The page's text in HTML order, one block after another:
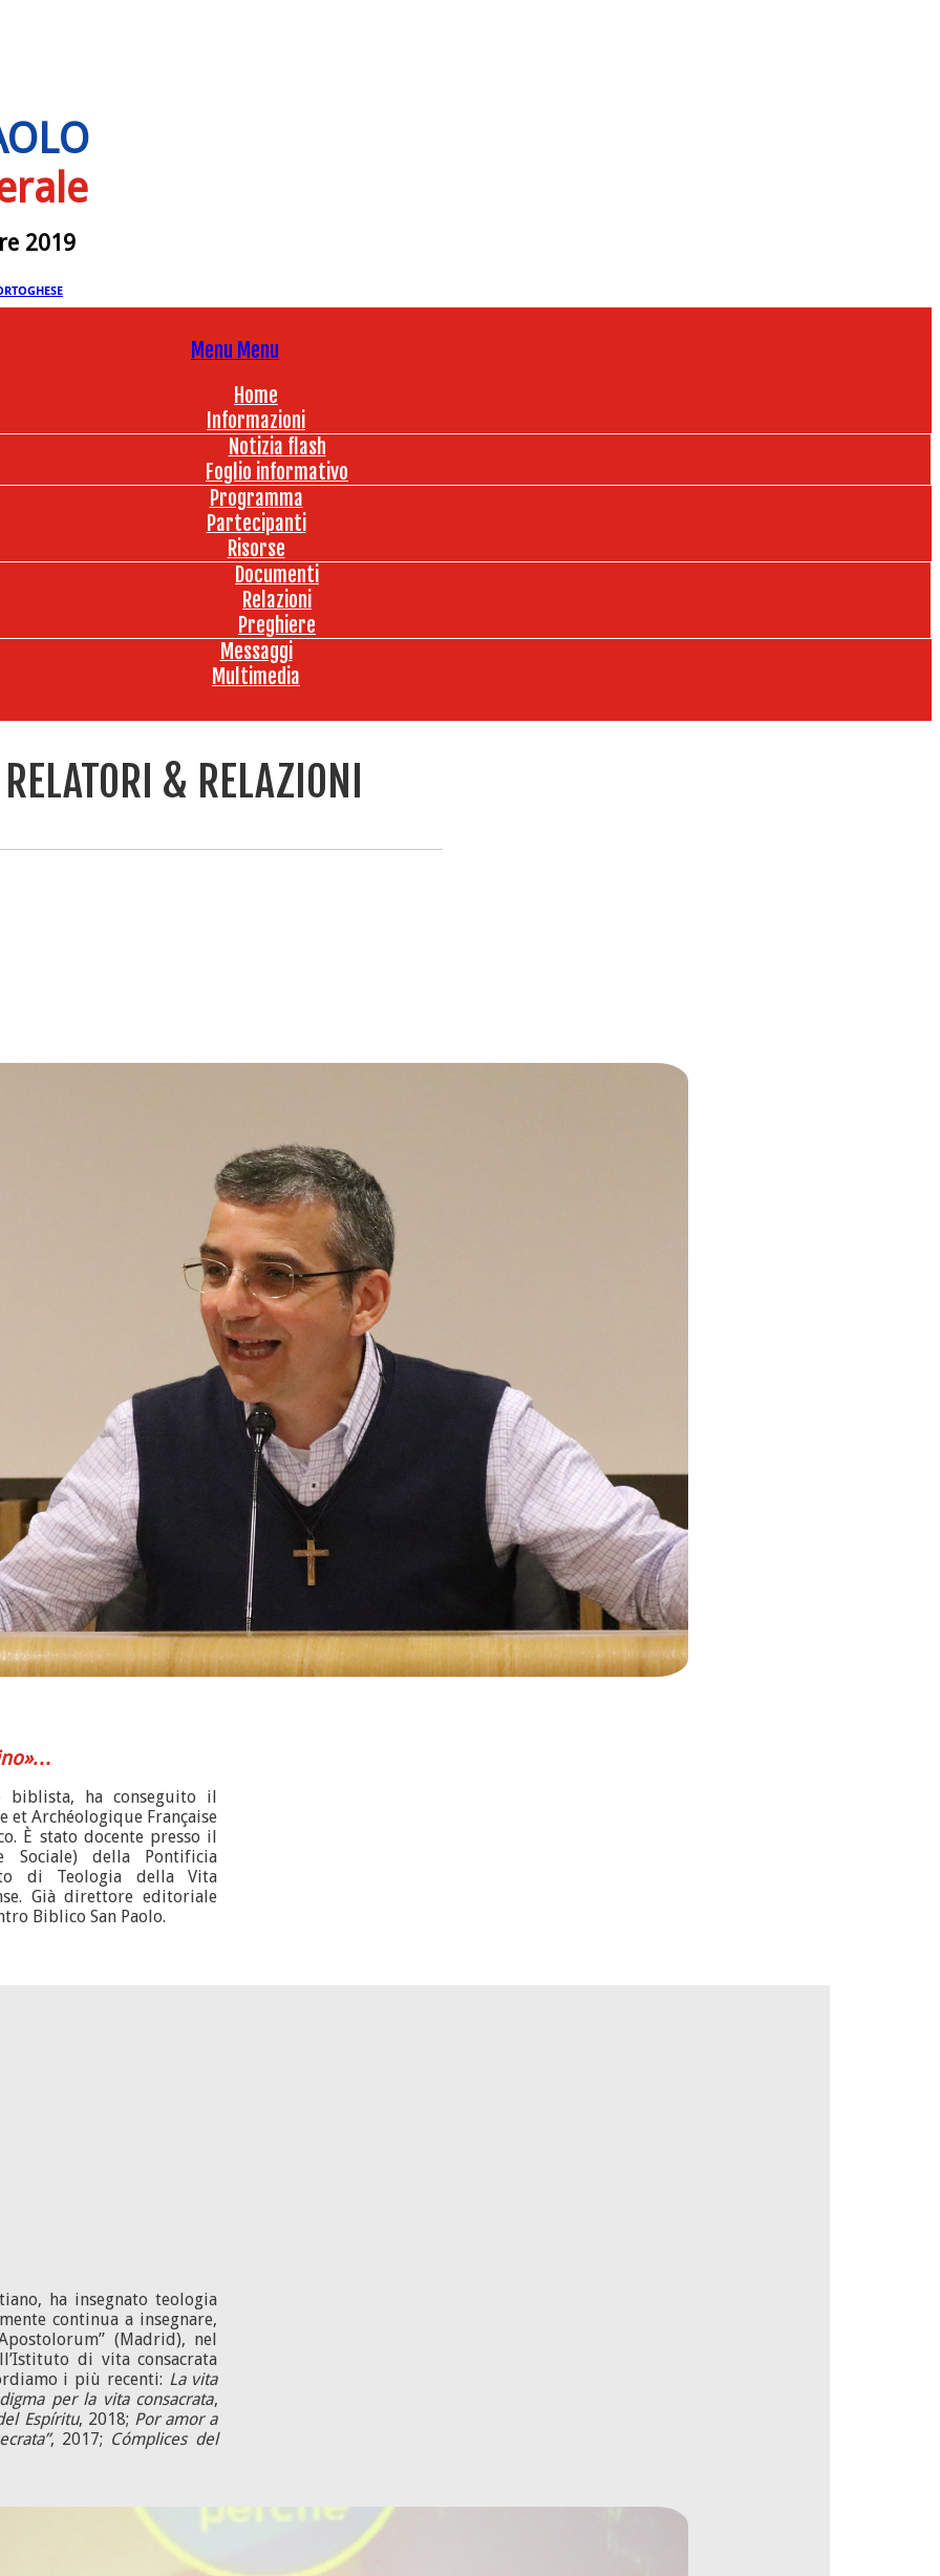
2019
Menu Menu
Home
Informazioni
Notizia flash
Foglio informativo
Programma
Partecipanti
Risorse
Documenti
Relazioni
Preghiere
Messaggi
Multimedia
RELATORI & RELAZIONI
biblista, ha conseguito il
et Archéologique Française
È stato docente presso il
Sociale) della Pontificia
di Teologia della Vita
Già direttore editoriale
Biblico San Paolo.
ha insegnato teologia
continua a insegnare,
(Madrid), nel
di vita consacrata
i più recenti: La vita
per la vita consacrata,
Espíritu, 2018; Por amor a
, 2017; Cómplices del